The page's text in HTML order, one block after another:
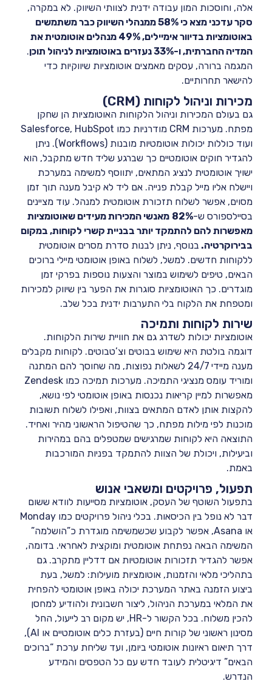
אלה, וחוסכות המון עבודה ידנית לצוותי השיווק. לא במקרה,
סקר עדכני מצא כי
58% ממנהלי השיווק כבר משתמשים
באוטומציות בדיוור אימיילים, 49% מנהלים אוטומטית את
המדיה החברתית, ו-33%
נעזרים באוטומציות לניהול תוכן.
המגמה ברורה, עסקים מאמצים אוטומציות שיווקיות כדי
להישאר תחרותיים.
מכירות וניהול לקוחות (CRM)
גם בעולם המכירות וניהול הלקוחות האוטומציות הן שחקן
מפתח. מערכות CRM מודרניות כמו Salesforce, HubSpot
ועוד כוללות יכולות אוטומטיות מובנות (Workflows). ניתן
להגדיר חוקים אוטומטיים כך שברגע שליד חדש מתקבל, הוא
ישויך אוטומטית לנציג המתאים, יתווסף למשימה במערכת
ויישלח אליו מייל קבלת פנייה. אם ליד לא קיבל מענה תוך זמן
מסוים, אפשר לשלוח תזכורת אוטומטית למנהל. עוד מציינים
בסיילספורס ש-82% מאנשי המכירות מעידים שאוטומציות
מאפשרות להם להתמקד יותר בבניית קשרי לקוחות, במקום
בבירוקרטיה. בנוסף, ניתן לבנות סדרת מסרים אוטומטית
ללקוחות חדשים. למשל, לשלוח באופן אוטומטי מיילי ברוכים
הבאים, טיפים לשימוש במוצר והצעות נוספות בפרקי זמן
מוגדרים. כך האוטומציות סוגרות את הפער בין שיווק למכירות
ומטפחת את הלקוח בלי התערבות ידנית בכל שלב.
שירות לקוחות ותמיכה
אוטומציות יכולות לשדרג גם את חוויית שירות הלקוחות.
דוגמה בולטת היא שימוש בבוטים וצ’טבוטים. לקוחות מקבלים
מענה מיידי 24/7 לשאלות נפוצות, מה שחוסך להם המתנה
ומוריד עומס מנציגי התמיכה. מערכות תמיכה כמו Zendesk
מאפשרות למיין קריאות נכנסות באופן אוטומטי לפי נושא,
להקצות אותן לאדם המתאים בצוות, ואפילו לשלוח תשובות
מוכנות לפי מילות מפתח, כך שהטיפול הראשוני מהיר ואחיד.
התוצאה היא לקוחות שמרגישים שמטפלים בהם במהירות
וביעילות, ויכולת של הצוות להתמקד בפניות המורכבות
באמת.
תפעול, פרויקטים ומשאבי אנוש
בתפעול השוטף של העסק, אוטומציות מסייעות לוודא ששום
דבר לא נופל בין הכיסאות. בכלי ניהול פרויקטים כמו Monday
או Asana, אפשר לקבוע שכשמשימה מוגדרת כ”הושלמה”
המשימה הבאה נפתחת אוטומטית ומוקצית לאחראי. בדומה,
אפשר להגדיר תזכורות אוטומטיות אם דדליין מתקרב. גם
בתהליכי מלאי והזמנות, אוטומציות מועילות: למשל, בעת
ביצוע הזמנה באתר המערכת יכולה באופן אוטומטי להפחית
את המלאי במערכת הניהול, ליצור חשבונית ולהודיע למחסן
להכין משלוח. בכל הקשור ל-HR, יש מקום רב לייעול, החל
מסינון ראשוני של קורות חיים (בעזרת כלים אוטומטיים או AI),
דרך תיאום ראיונות אוטומטי ביומן, ועד שליחת ערכת “ברוכים
הבאים” דיגיטלית לעובד חדש עם כל הטפסים והמידע
הנדרש.